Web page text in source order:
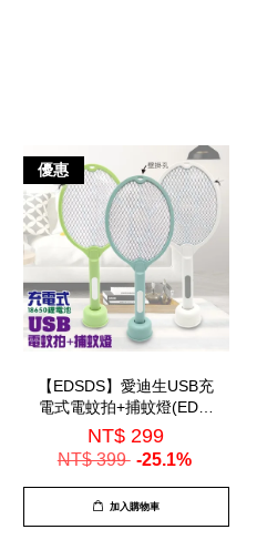
優惠
【EDSDS】愛迪生USB充
電式電蚊拍+捕蚊燈(EDS-
P5693)
NT$ 299
NT$ 399 -25.1%
加入購物車